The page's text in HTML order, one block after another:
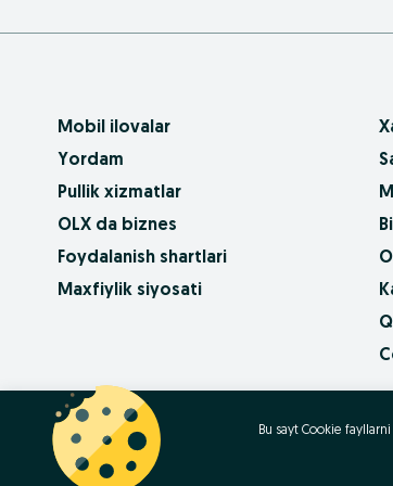
Mobil ilovalar
Yordam
Pullik xizmatlar
OLX da biznes
Foydalanish shartlari
Maxfiylik siyosati
OLX.bg
Bu sayt Cookie